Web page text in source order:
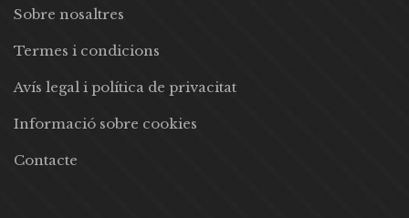
Sobre nosaltres
Termes i condicions
Avís legal i política de privacitat
Informació sobre cookies
Contacte